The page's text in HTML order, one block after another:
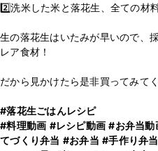
2️⃣洗米した米と落花生、全ての材
生の落花生はいたみが早いので、
レア食材！
だから見かけたら是非買ってみてく
#落花生ごはんレシピ
#料理動画 #レシピ動画 #お弁当動
てづくり弁当 #お弁当 #手作り弁当